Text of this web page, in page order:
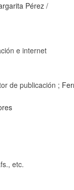
Pérez/
e internet
de publicación ;
etc.